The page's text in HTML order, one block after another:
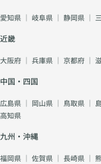
愛知県 ｜ 岐阜県 ｜ 静岡県 ｜
近畿
大阪府 ｜ 兵庫県 ｜ 京都府 ｜
中国・四国
広島県 ｜ 岡山県 ｜ 鳥取県 ｜
高知県
九州・沖縄
福岡県 ｜ 佐賀県 ｜ 長崎県 ｜